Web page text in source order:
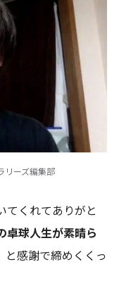
リーズ編集部
てくれてありがと
卓球人生が素晴ら
と感謝で締めくくっ